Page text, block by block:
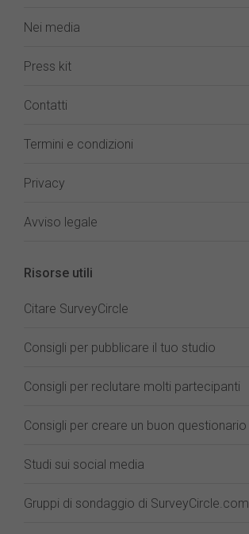
Nei media
Press kit
Contatti
Termini e condizioni
Privacy
Avviso legale
Risorse utili
Citare SurveyCircle
Consigli per pubblicare il tuo studio
Consigli per reclutare molti partecipanti
Consigli per creare un buon questionario
Studi sui social media
Gruppi di sondaggio di SurveyCircle.com